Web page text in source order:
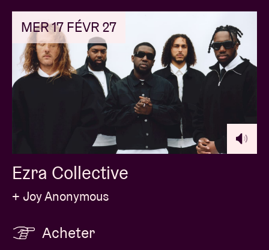
MER 17 FÉVR 27
Ezra Collective
+ Joy Anonymous
Acheter